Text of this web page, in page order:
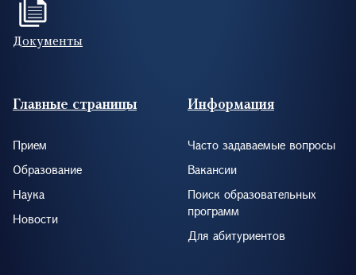
Документы
Footer (RUS)
Главные страницы
Прием
Образование
Наука
Новости
Информация
Часто задаваемые вопросы
Вакансии
Поиск образовательных
программ
Для абитуриентов